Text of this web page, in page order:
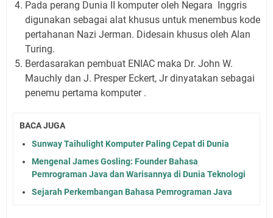
Pada perang Dunia II komputer oleh Negara Inggris
digunakan sebagai alat khusus untuk menembus kode
pertahanan Nazi Jerman. Didesain khusus oleh Alan
Turing.
Berdasarakan pembuat ENIAC maka Dr. John W.
Mauchly dan J. Presper Eckert, Jr dinyatakan sebagai
penemu pertama komputer .
BACA JUGA
Sunway Taihulight Komputer Paling Cepat di Dunia
Mengenal James Gosling: Founder Bahasa
Pemrograman Java dan Warisannya di Dunia Teknologi
Sejarah Perkembangan Bahasa Pemrograman Java